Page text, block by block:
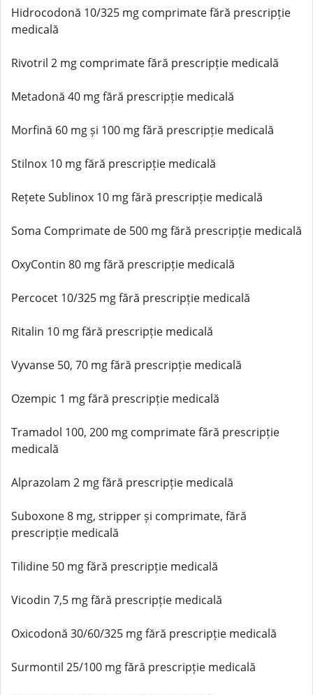
Hidrocodonă 10/325 mg comprimate fără prescripție
medicală
Rivotril 2 mg comprimate fără prescripție medicală
Metadonă 40 mg fără prescripție medicală
Morfină 60 mg și 100 mg fără prescripție medicală
Stilnox 10 mg fără prescripție medicală
Rețete Sublinox 10 mg fără prescripție medicală
Soma Comprimate de 500 mg fără prescripție medicală
OxyContin 80 mg fără prescripție medicală
Percocet 10/325 mg fără prescripție medicală
Ritalin 10 mg fără prescripție medicală
Vyvanse 50, 70 mg fără prescripție medicală
Ozempic 1 mg fără prescripție medicală
Tramadol 100, 200 mg comprimate fără prescripție
medicală
Alprazolam 2 mg fără prescripție medicală
Suboxone 8 mg, stripper și comprimate, fără
prescripție medicală
Tilidine 50 mg fără prescripție medicală
Vicodin 7,5 mg fără prescripție medicală
Oxicodonă 30/60/325 mg fără prescripție medicală
Surmontil 25/100 mg fără prescripție medicală